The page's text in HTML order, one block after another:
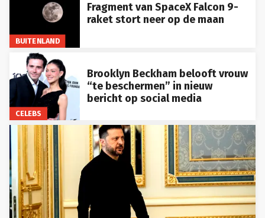
BUITENLAND
Fragment van SpaceX Falcon 9-
raket stort neer op de maan
CELEBS
Brooklyn Beckham belooft vrouw
“te beschermen” in nieuw
bericht op social media